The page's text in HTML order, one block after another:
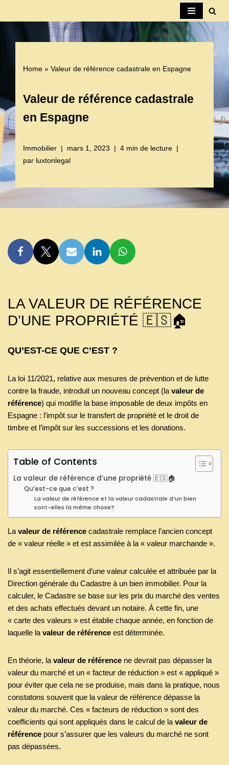
Home » Valeur de référence cadastrale en Espagne
Valeur de référence cadastrale
en Espagne
Immobilier mars 1, 2023
4 min de lecture
par luxtonlegal
LA VALEUR DE RÉFÉRENCE
D’UNE PROPRIÉTÉ 🇪🇸🏠
QU’EST-CE QUE C’EST ?
La loi 11/2021, relative aux mesures de prévention et de lutte
contre la fraude, introduit un nouveau concept (la valeur de
référence) qui modifie la base imposable de deux impôts en
Espagne : l’impôt sur le transfert de propriété et le droit de
timbre et l’impôt sur les successions et les donations.
Table of Contents
La valeur de référence d’une propriété 🇪🇸🏠
Qu’est-ce que c’est ?
La valeur de référence et la valeur cadastrale d’un bien
sont-elles la même chose?
La valeur de référence cadastrale remplace l’ancien concept
de « valeur réelle » et est assimilée à la « valeur marchande ».
Il s’agit essentiellement d’une valeur calculée et attribuée par la
Direction générale du Cadastre à un bien immobilier. Pour la
calculer, le Cadastre se base sur les prix du marché des ventes
et des achats effectués devant un notaire. À cette fin, une
« carte des valeurs » est établie chaque année, en fonction de
laquelle la valeur de référence est déterminée.
En théorie, la valeur de référence ne devrait pas dépasser la
valeur du marché et un « facteur de réduction » est « appliqué »
pour éviter que cela ne se produise, mais dans la pratique, nous
constatons souvent que la valeur de référence dépasse la
valeur du marché. Ces « facteurs de réduction » sont des
coefficients qui sont appliqués dans le calcul de la valeur de
référence pour s’assurer que les valeurs du marché ne sont
pas dépassées.